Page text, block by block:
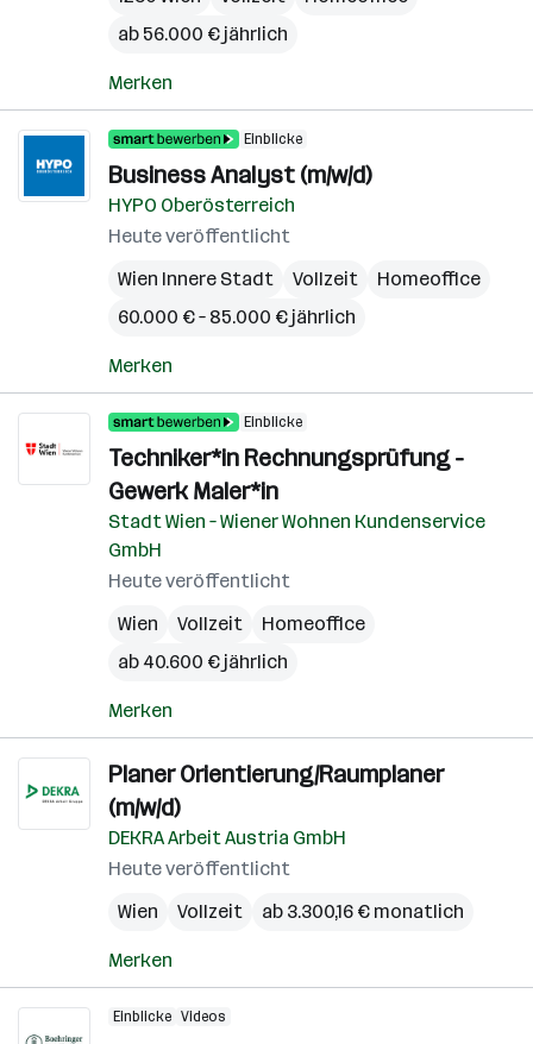
ab 56.000 € jährlich
Merken
Einblicke
Business Analyst (m/w/d)
HYPO Oberösterreich
Heute veröffentlicht
Wien Innere Stadt
Vollzeit
Homeoffice
60.000 € – 85.000 € jährlich
Merken
Einblicke
Techniker*in Rechnungsprüfung -
Gewerk Maler*in
Stadt Wien – Wiener Wohnen Kundenservice
GmbH
Heute veröffentlicht
Wien
Vollzeit
Homeoffice
ab 40.600 € jährlich
Merken
Planer Orientierung/Raumplaner
(m/w/d)
DEKRA Arbeit Austria GmbH
Heute veröffentlicht
Wien
Vollzeit ab 3.300,16 € monatlich
Merken
Einblicke Videos